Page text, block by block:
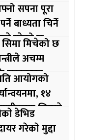
सपना पूरा
बाध्यता चिर्ने
गरेको छ :
मिचेको छ
अचम्म
सरकारका
आयोगको
१४
लिइयाे
डेभिड
गरेकाे मुद्दा